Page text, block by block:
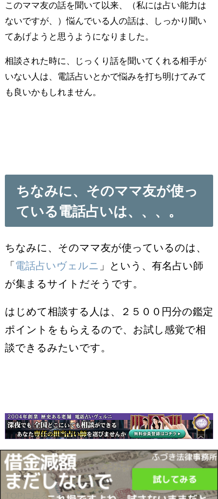
このママ友の話を聞いて以来、（私には占い能力は
ないですが、）悩んでいる人の話は、しっかり聞い
てあげようと思うようになりました。
相談された時に、じっくり話を聞いてくれる相手が
いない人は、電話占いとかで悩みを打ち明けてみて
も良いかもしれません。
ちなみに、そのママ友が使っ
ている電話占いは、、、。
ちなみに、そのママ友が使っているのは、
「 電話占いヴェルニ 」という、有名占い師
が集まるサイトだそうです。
はじめて相談する人は、２５００円分の鑑定
ポイントをもらえるので、お試し感覚で相
談できるみたいです。
TOPに戻る